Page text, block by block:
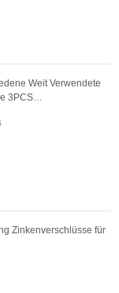
Weit Verwendete
3PCS
Zinkenverschlüsse für